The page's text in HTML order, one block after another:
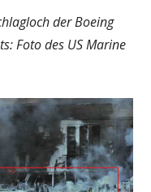
der Boeing
Foto des US Marine